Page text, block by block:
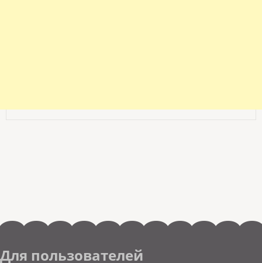
Для пользователей